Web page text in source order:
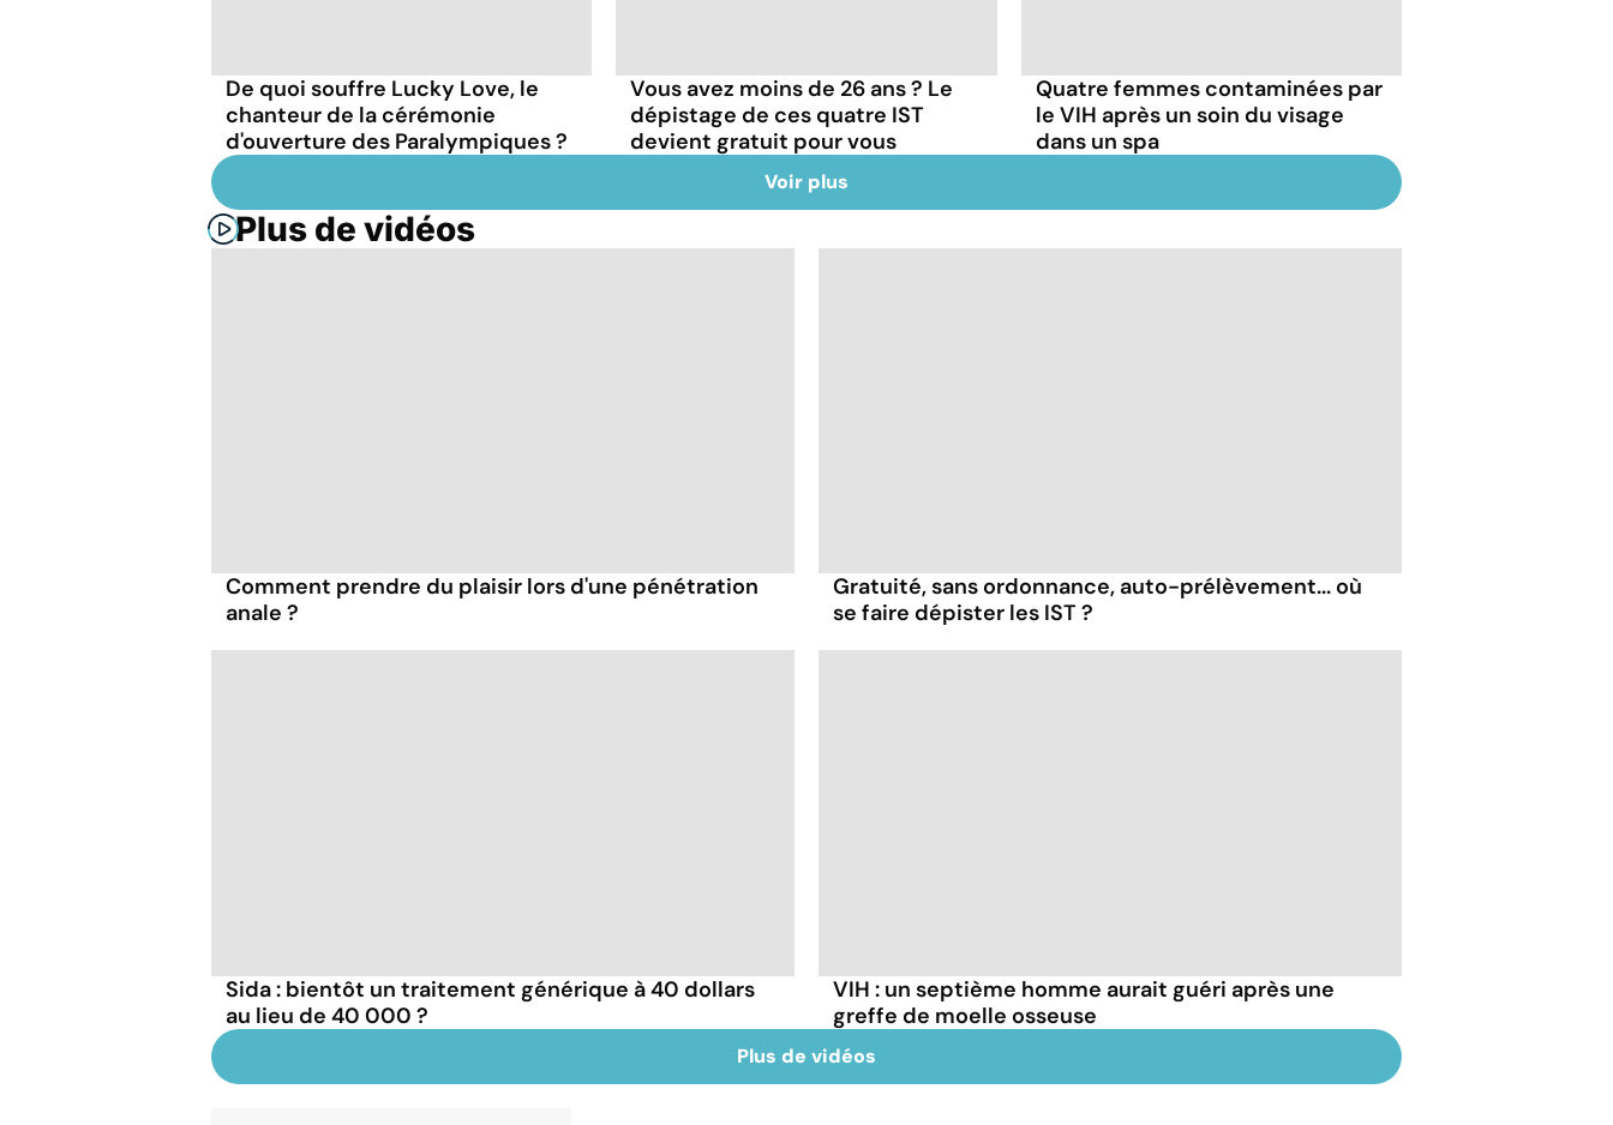
De quoi souffre Lucky Love, le
chanteur de la cérémonie
d'ouverture des Paralympiques ?
Vous avez moins de 26 ans ? Le
dépistage de ces quatre IST
devient gratuit pour vous
Quatre femmes contaminées par
le VIH après un soin du visage
dans un spa
Voir plus
Plus de vidéos
Comment prendre du plaisir lors d'une pénétration
anale ?
Gratuité, sans ordonnance, auto-prélèvement... où
se faire dépister les IST ?
Sida : bientôt un traitement générique à 40 dollars
au lieu de 40 000 ?
VIH : un septième homme aurait guéri après une
greffe de moelle osseuse
Plus de vidéos